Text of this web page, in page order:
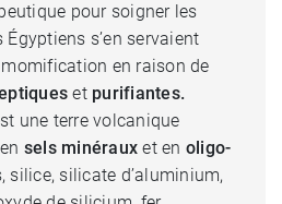
pour soigner les
s’en servaient
en raison de
et purifiantes.
une terre volcanique
sels minéraux et en oligo-
silice, silicate d’aluminium,